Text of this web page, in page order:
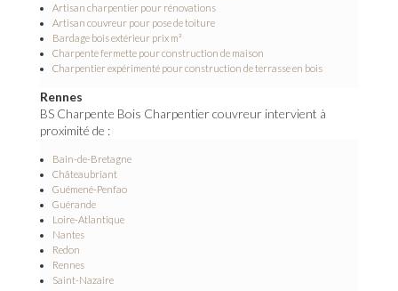
Artisan charpentier pour rénovations
Artisan couvreur pour pose de toiture
Bardage bois extérieur prix m²
Charpente fermette pour construction de maison
Charpentier expérimenté pour construction de terrasse en bois
Rennes
BS Charpente Bois Charpentier couvreur intervient à
proximité de :
Bain-de-Bretagne
Châteaubriant
Guémené-Penfao
Guérande
Loire-Atlantique
Nantes
Redon
Rennes
Saint-Nazaire